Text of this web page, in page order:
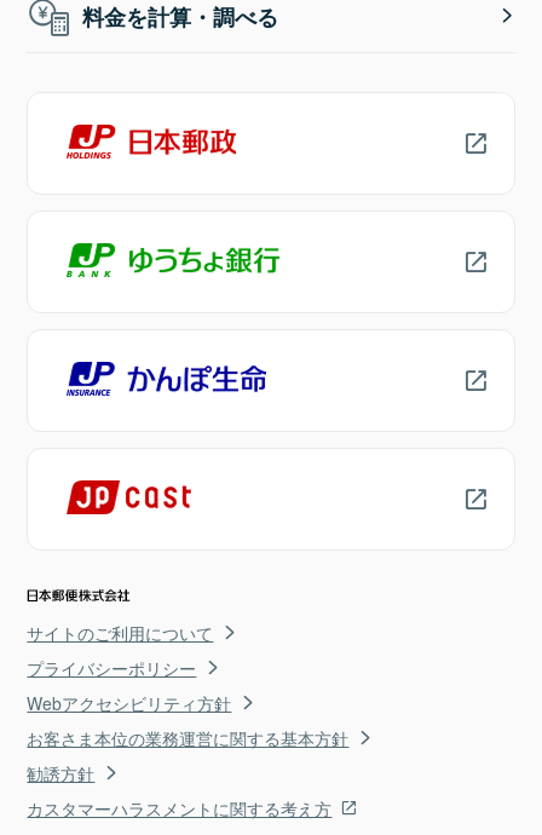
料金を計算・調べる
サイトのご利用について
プライバシーポリシー
Webアクセシビリティ方針
お客さま本位の業務運営に関する基本方針
勧誘方針
カスタマーハラスメントに関する考え方